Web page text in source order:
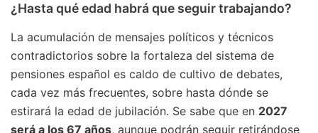
¿Hasta qué edad habrá que seguir trabajando?
La acumulación de mensajes políticos y técnicos
contradictorios sobre la fortaleza del sistema de
pensiones español es caldo de cultivo de debates,
cada vez más frecuentes, sobre hasta dónde se
estirará la edad de jubilación. Se sabe que en 2027
será a los 67 años, aunque podrán seguir retirándose